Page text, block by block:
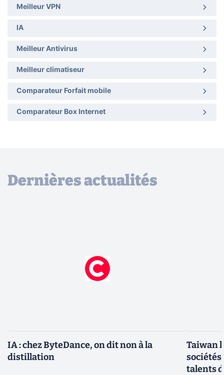
Meilleur VPN
IA
Meilleur Antivirus
Meilleur climatiseur
Comparateur Forfait mobile
Comparateur Box Internet
Dernières actualités
IA : chez ByteDance, on dit non à la
distillation
Taiwan
sociétés
talents